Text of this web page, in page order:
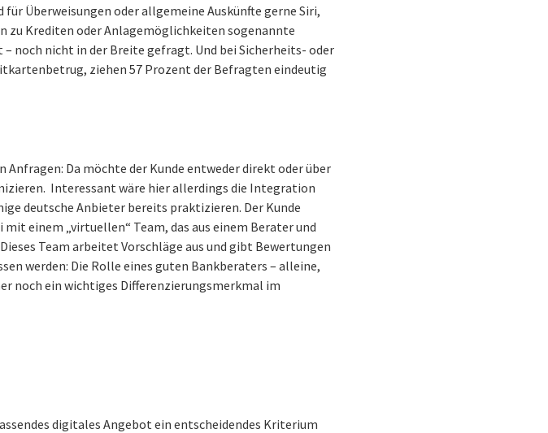
Überweisungen oder allgemeine Auskünfte gerne Siri,
zu Krediten oder Anlagemöglichkeiten sogenannte
noch nicht in der Breite gefragt. Und bei Sicherheits- oder
ziehen 57 Prozent der Befragten eindeutig
Da möchte der Kunde entweder direkt oder über
Interessant wäre hier allerdings die Integration
deutsche Anbieter bereits praktizieren. Der Kunde
einem „virtuellen“ Team, das aus einem Berater und
Team arbeitet Vorschläge aus und gibt Bewertungen
werden: Die Rolle eines guten Bankberaters – alleine,
noch ein wichtiges Differenzierungsmerkmal im
digitales Angebot ein entscheidendes Kriterium